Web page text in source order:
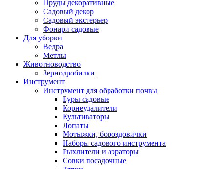
Пруды декоративные
Садовый декор
Садовый экстерьер
Фонари садовые
Для уборки
Ведра
Метлы
Животноводство
Зернодробилки
Инструмент
Инструмент для обработки почвы
Буры садовые
Корнеудалители
Культиваторы
Лопаты
Мотыжки, бороздовички
Наборы садового инструмента
Рыхлители и аэраторы
Совки посадочные